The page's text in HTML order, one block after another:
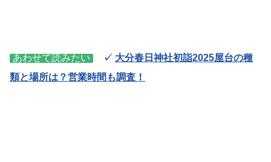
あわせて読みたい ✓ 大分春日神社初詣2025屋台の種
類と場所は？営業時間も調査！